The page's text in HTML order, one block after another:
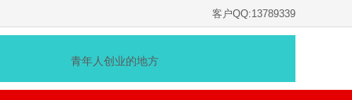
客户QQ:13789339
青年人创业的地方